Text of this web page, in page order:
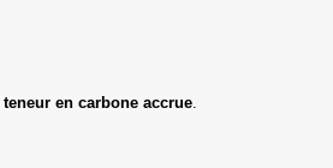
teneur en carbone accrue.